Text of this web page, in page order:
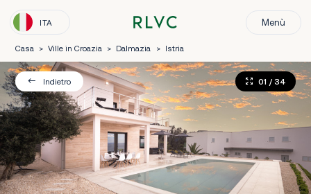
ITA Menù
Casa > Ville in Croazia > Dalmazia > Istria
Indietro 01 / 34